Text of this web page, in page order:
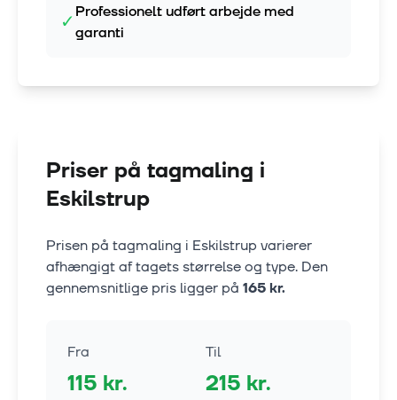
✓Professionelt udført arbejde med
garanti
Priser på tagmaling i
Eskilstrup
Prisen på tagmaling i Eskilstrup varierer
afhængigt af tagets størrelse og type. Den
gennemsnitlige pris ligger på 165kr.
Fra
115 kr.
Til
215 kr.